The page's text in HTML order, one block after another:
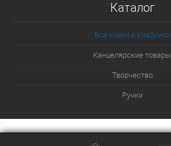
Каталог
Все Книги и Учебники
Канцелярские товары
Творчество
Ручки